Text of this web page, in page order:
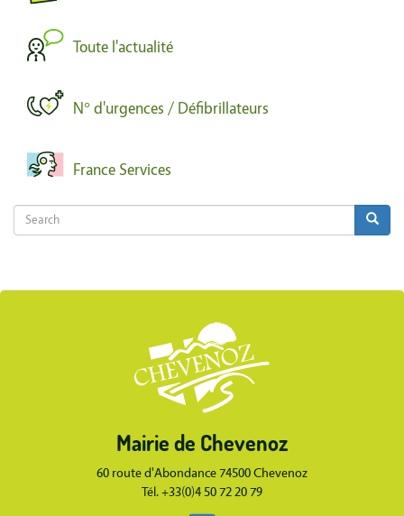
Toute l'actualité
N° d'urgences / Défibrillateurs
France Services
Search
Search Search
Mairie de Chevenoz
60 route d'Abondance 74500 Chevenoz
Tél. +33(0)4 50 72 20 79